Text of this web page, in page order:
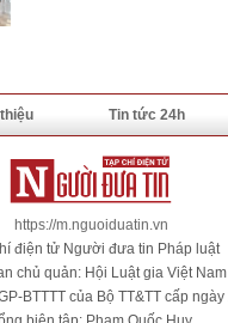
Tin tức 24h
https://m.nguoiduatin.vn
điện tử Người đưa tin Pháp luật
chủ quản: Hội Luật gia Việt Nam
BTTTT của Bộ TT&TT cấp